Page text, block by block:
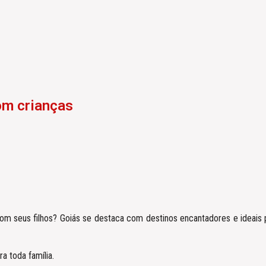
crianças
seus filhos? Goiás se destaca com destinos encantadores e
toda família.